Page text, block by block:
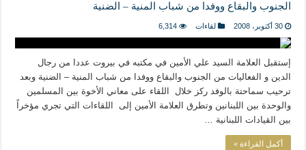
الجنوب والبقاع ووفدا من شباب المنية – الضنية
30 أكتوبر، 2008 لقاءات 6,314
إستقبل العلامة السيد علي الأمين في مكتبه في بيروت عددا من رجال
الدين و الفعاليات من الجنوب والبقاع ووفدا من شباب المنية – الضنية وبعد
ترحيب سماحتة بالوفد ركز خلال اللقاء على معاني الأخوة بين المسلمين
والوحدة بين اللبنانين وتطرق العلامة الأمين إلى اللقاءات التي تجري مؤخراً
بين القيادات اللبنانية …
أكمل القراءة »